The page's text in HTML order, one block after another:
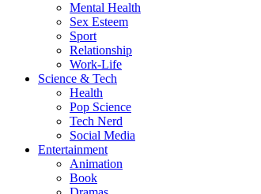
Mental Health
Sex Esteem
Sport
Relationship
Work-Life
Science & Tech
Health
Pop Science
Tech Nerd
Social Media
Entertainment
Animation
Book